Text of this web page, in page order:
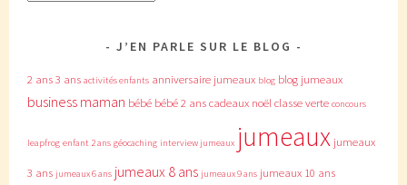
J’EN PARLE SUR LE BLOG
2 ans3 ans activités enfants anniversaire jumeaux blog blog jumeaux
business maman bébé bébé 2 anscadeaux noëlclasse verte concours
leapfrog enfant 2 ans géocaching interview jumeaux jumeaux jumeaux
3 ans jumeaux 6 ans jumeaux 8 ans jumeaux 9 ans jumeaux 10 ans